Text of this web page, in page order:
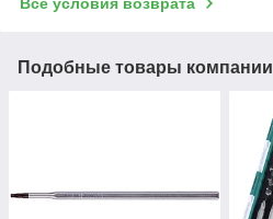
Подобные товары компании